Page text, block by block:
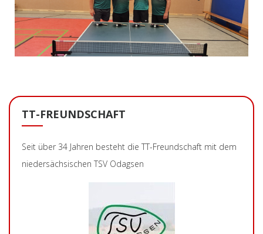
TT-FREUNDSCHAFT
Seit über 34 Jahren besteht die TT-Freundschaft mit dem
niedersächsischen TSV Odagsen